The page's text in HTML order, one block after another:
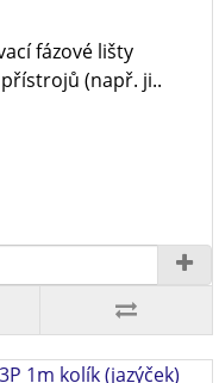
fázové lišty
(např. ji..
1m kolík (jazýček)